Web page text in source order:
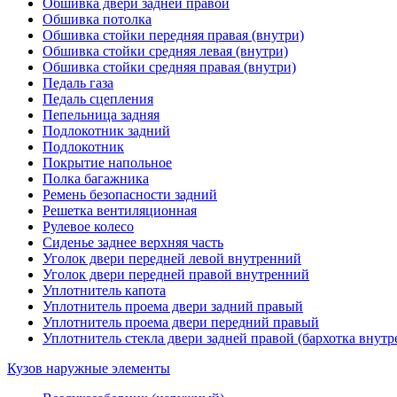
Обшивка потолка
Обшивка стойки передняя правая (внутри)
Обшивка стойки средняя левая (внутри)
Обшивка стойки средняя правая (внутри)
Педаль газа
Педаль сцепления
Пепельница задняя
Подлокотник задний
Подлокотник
Покрытие напольное
Полка багажника
Ремень безопасности задний
Решетка вентиляционная
Рулевое колесо
Сиденье заднее верхняя часть
Уголок двери передней левой внутренний
Уголок двери передней правой внутренний
Уплотнитель капота
Уплотнитель проема двери задний правый
Уплотнитель проема двери передний правый
Уплотнитель стекла двери задней правой (бархотка
Кузов наружные элементы